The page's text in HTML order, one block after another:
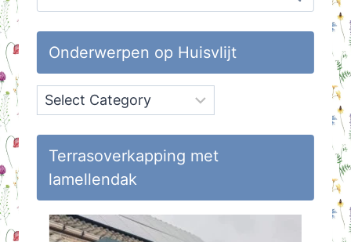
for:
Onderwerpen op Huisvlijt
Onderwerpen
op
Huisvlijt
Terrasoverkapping met
lamellendak